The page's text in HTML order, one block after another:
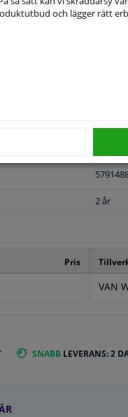
2 år
Pris
VAN
SNABB LEVERANS: 2
och lägger rätt